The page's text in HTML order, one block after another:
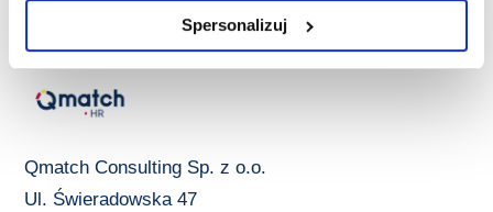
Spersonalizuj
Qmatch Consulting Sp. z o.o.
Ul. Świeradowska 47